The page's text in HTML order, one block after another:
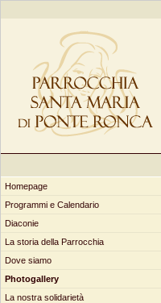
Homepage
Programmi e Calendario
Diaconie
La storia della Parrocchia
Dove siamo
Photogallery
La nostra solidarietà